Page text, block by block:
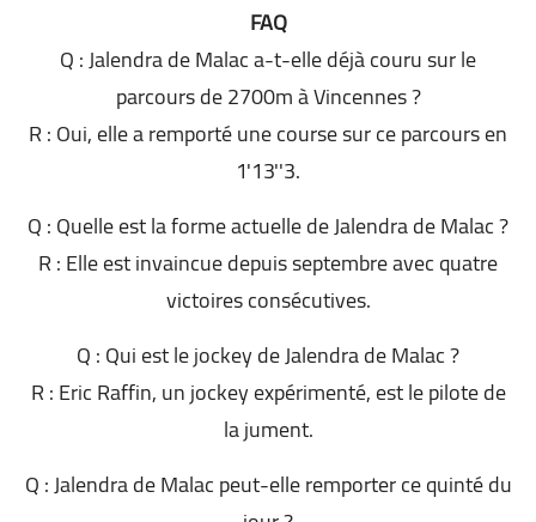
FAQ
Q : Jalendra de Malac a-t-elle déjà couru sur le
parcours de 2700m à Vincennes ?
R : Oui, elle a remporté une course sur ce parcours en
1'13''3.
Q : Quelle est la forme actuelle de Jalendra de Malac ?
R : Elle est invaincue depuis septembre avec quatre
victoires consécutives.
Q : Qui est le jockey de Jalendra de Malac ?
R : Eric Raffin, un jockey expérimenté, est le pilote de
la jument.
Q : Jalendra de Malac peut-elle remporter ce quinté du